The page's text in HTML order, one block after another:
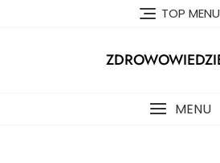
TOP MENU
MENU